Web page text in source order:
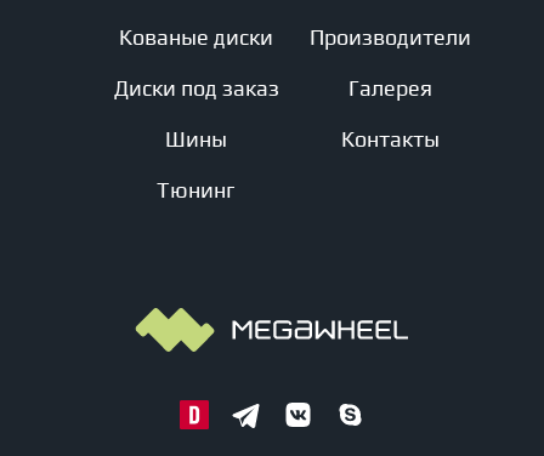
Кованые диски
Диски под заказ
Шины
Тюнинг
Производители
Галерея
Контакты